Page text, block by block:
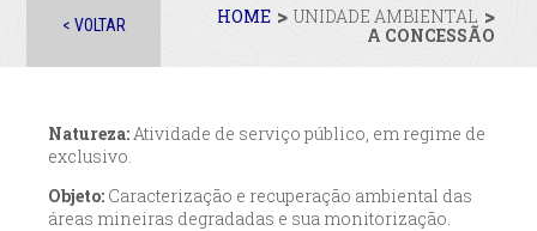
< VOLTAR HOME > UNIDADE AMBIENTAL >
A CONCESSÃO
Natureza:Atividade de serviço público, em regime de
exclusivo.
Objeto: Caracterização e recuperação ambiental das
áreas mineiras degradadas e sua monitorização.